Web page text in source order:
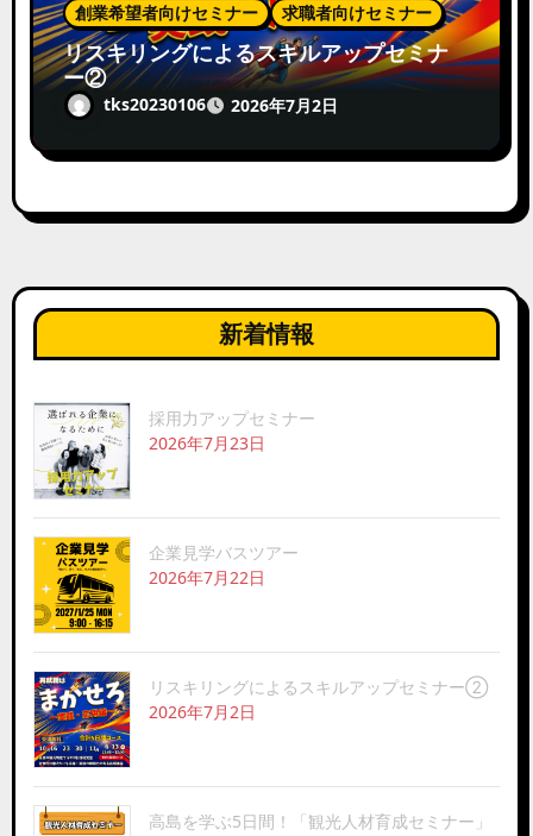
創業希望者向けセミナー
求職者向けセミナー
リスキリングによるスキルアップセミナ
ー②
tks20230106 2026年7月2日
新着情報
採用力アップセミナー
2026年7月23日
企業見学バスツアー
2026年7月22日
リスキリングによるスキルアップセミナー②
2026年7月2日
高島を学ぶ5日間！「観光人材育成セミナー」